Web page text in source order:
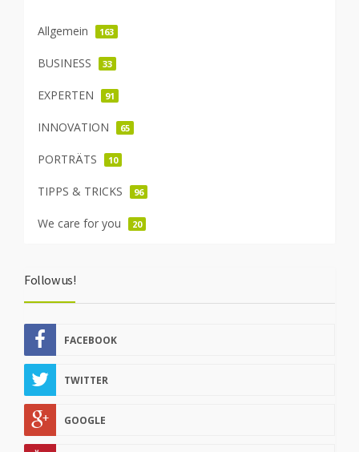
Allgemein 163
BUSINESS 33
EXPERTEN 91
INNOVATION 65
PORTRÄTS 10
TIPPS & TRICKS 96
We care for you 20
Follow us!
FACEBOOK
TWITTER
GOOGLE